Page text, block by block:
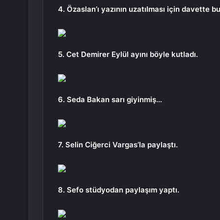
4. Özaslan’ı yazının uzatılması için davette
5. Cet Demirer Eylül ayını böyle kutladı.
6. Seda Bakan sarı giyinmiş…
7. Selin Ciğerci Vargas’la paylaştı.
8. Sefo stüdyodan paylaşım yaptı.